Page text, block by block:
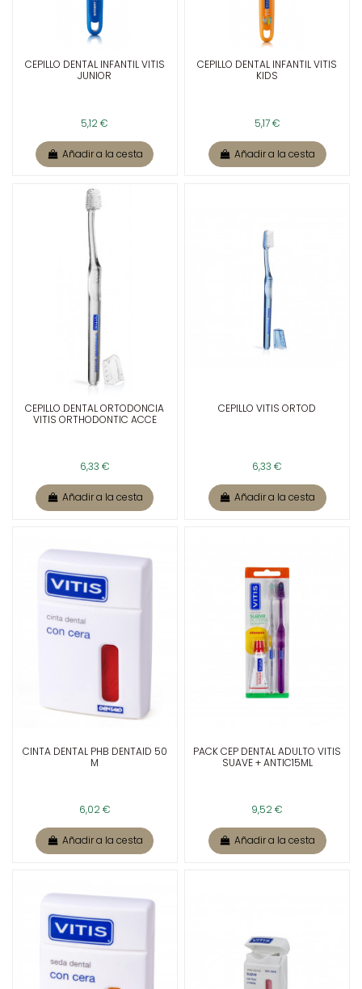
CEPILLO DENTAL INFANTIL VITIS
JUNIOR
5,12 €
Añadir a la cesta
CEPILLO DENTAL INFANTIL VITIS
KIDS
5,17 €
Añadir a la cesta
CEPILLO DENTAL ORTODONCIA
VITIS ORTHODONTIC ACCE
6,33 €
Añadir a la cesta
CEPILLO VITIS ORTOD
6,33 €
Añadir a la cesta
CINTA DENTAL PHB DENTAID 50
M
6,02 €
Añadir a la cesta
PACK CEP DENTAL ADULTO VITIS
SUAVE + ANTIC15ML
9,52 €
Añadir a la cesta